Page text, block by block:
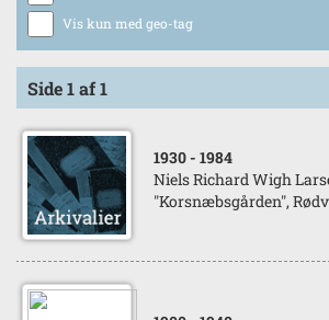
Vis kun med geo-tag
Side 1 af 1
1930 - 1984
Niels Richard Wigh
"Korsnæbsgården",